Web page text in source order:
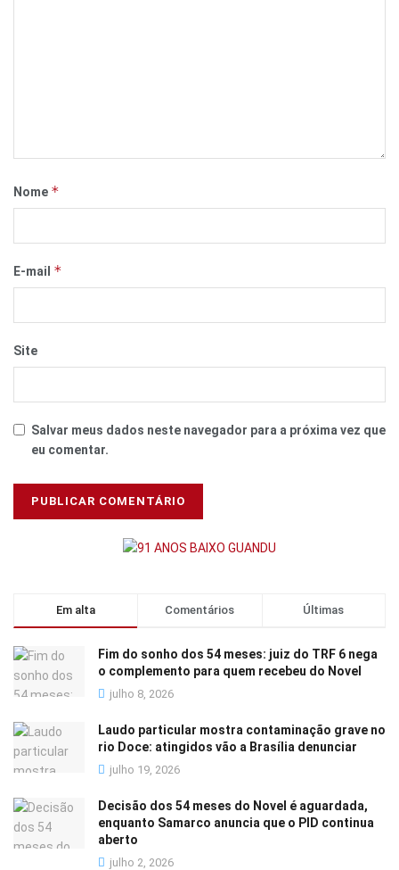
Nome *
E-mail *
Site
Salvar meus dados neste navegador para a próxima vez que
eu comentar.
Em alta Comentários Últimas
Fim do sonho dos 54 meses: juiz do TRF 6 nega
o complemento para quem recebeu do Novel
julho 8, 2026
Laudo particular mostra contaminação grave no
rio Doce: atingidos vão a Brasília denunciar
julho 19, 2026
Decisão dos 54 meses do Novel é aguardada,
enquanto Samarco anuncia que o PID continua
aberto
julho 2, 2026